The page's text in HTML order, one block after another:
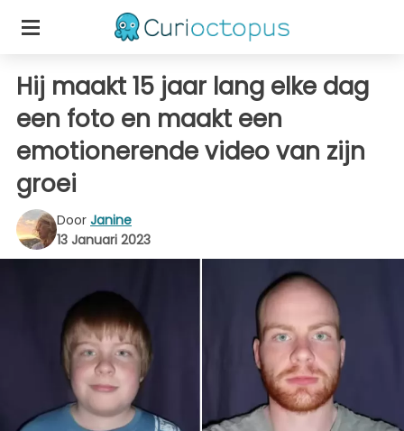
Hij maakt 15 jaar lang elke dag
een foto en maakt een
emotionerende video van zijn
groei
Door Janine
13 Januari 2023